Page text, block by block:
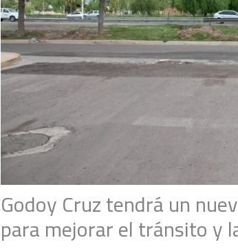
Godoy Cruz tendrá un
para mejorar el tránsito y